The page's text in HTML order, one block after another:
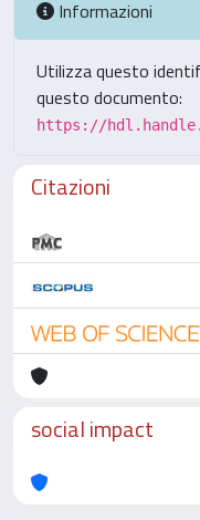
Informazioni
Utilizza questo
questo documento:
https://
Citazioni
social impact